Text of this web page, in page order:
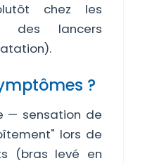
chez les
des lancers
?
— sensation de
lors de
(bras levé en